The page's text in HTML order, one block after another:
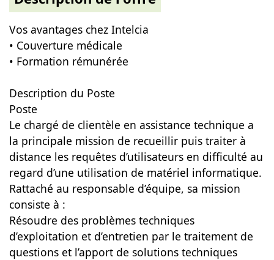
Vos avantages chez Intelcia
• Couverture médicale
• Formation rémunérée
Description du Poste
Poste
Le chargé de clientèle en assistance technique a
la principale mission de recueillir puis traiter à
distance les requêtes d’utilisateurs en difficulté au
regard d’une utilisation de matériel informatique.
Rattaché au responsable d’équipe, sa mission
consiste à :
Résoudre des problèmes techniques
d’exploitation et d’entretien par le traitement de
questions et l’apport de solutions techniques